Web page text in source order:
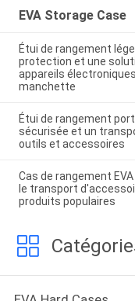
EVA Storage Case
Étui de rangement
protection et une
appareils
manchette
Étui de rangement
sécurisée et un
outils et accessoires
Cas de rangement
le transport
produits populaires